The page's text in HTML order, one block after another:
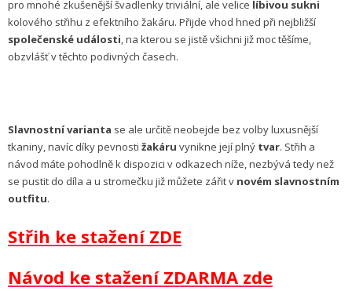
pro mnohé zkušenější švadlenky triviální, ale velice líbivou sukni
kolového střihu z efektního žakáru. Přijde vhod hned při nejbližší
společenské události, na kterou se jistě všichni již moc těšíme,
obzvlášť v těchto podivných časech.
Slavnostní varianta se ale určitě neobejde bez volby luxusnější
tkaniny, navíc díky pevnosti žakáru vynikne její plný tvar. Střih a
návod máte pohodlně k dispozici v odkazech níže, nezbývá tedy než
se pustit do díla a u stromečku již můžete zářit v novém slavnostním
outfitu.
Střih ke stažení ZDE
Návod ke stažení ZDARMA zde